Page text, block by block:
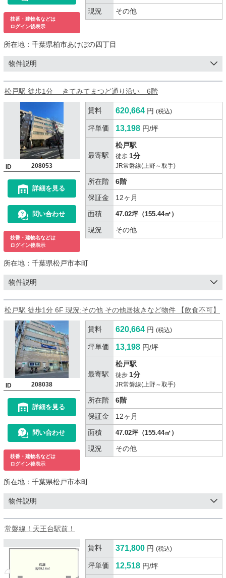
枝番・建物名などは
ログイン後表示
現況 その他
所在地： 千葉県柏市あけぼの四丁目
物件説明
松戸駅 徒歩1分 きてみてまつど通り沿い 6階
ID 208053
詳細を見る
問い合わせ
枝番・建物名などは
ログイン後表示
賃料 620,664 円 (税込)
坪単価 13,198 円/坪
最寄駅
松戸駅
徒歩 1分
JR常磐線(上野～取手)
所在階
6階
保証金
12ヶ月
面積
47.02坪（155.44㎡）
現況 その他
所在地： 千葉県松戸市本町
物件説明
松戸駅 徒歩1分 6F 現況:その他 その他居抜きなど物件 【飲食不可】
ID 208038
詳細を見る
問い合わせ
枝番・建物名などは
ログイン後表示
賃料 620,664 円 (税込)
坪単価 13,198 円/坪
最寄駅
松戸駅
徒歩 1分
JR常磐線(上野～取手)
所在階
6階
保証金
12ヶ月
面積
47.02坪（155.44㎡）
現況 その他
所在地： 千葉県松戸市本町
物件説明
常磐線！天王台駅前！
賃料 371,800 円 (税込)
坪単価 12,518 円/坪